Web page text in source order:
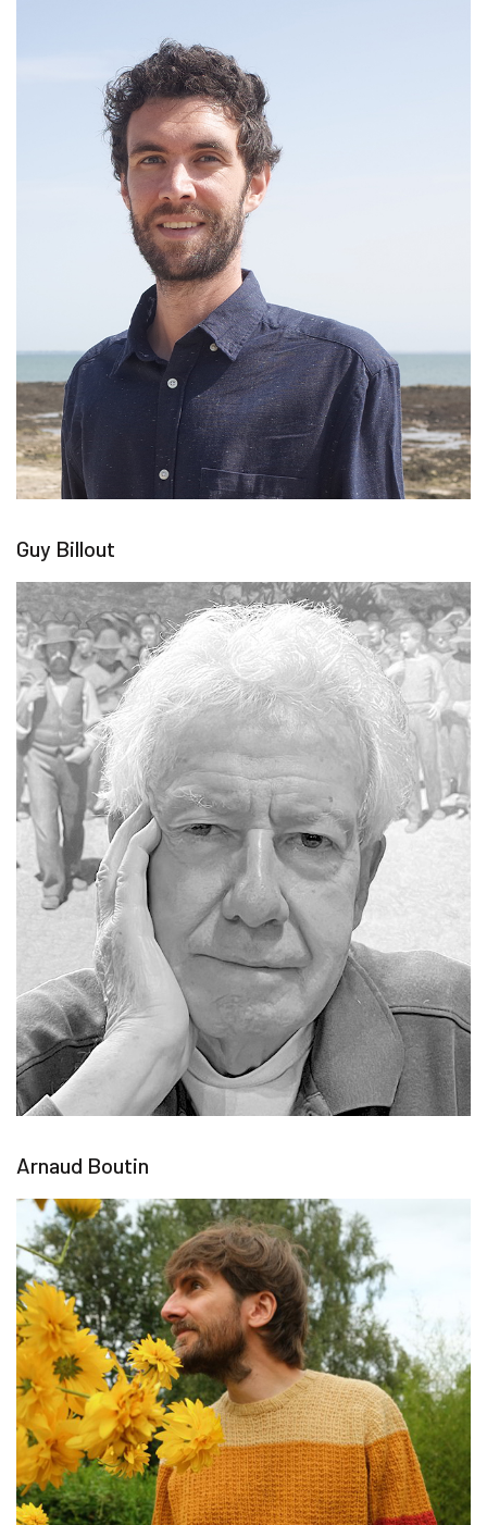
Guy Billout
Arnaud Boutin